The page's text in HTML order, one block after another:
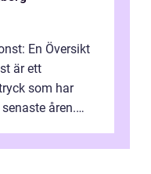
En Översikt
är ett
som har
åren.